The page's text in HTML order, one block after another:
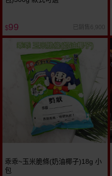
$99 已銷售6,900
乖乖~玉米脆條(奶油椰子)18g 小
包